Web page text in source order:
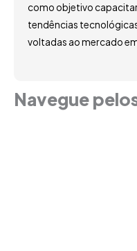
como objetivo
tendências
voltadas ao mercado
Navegue